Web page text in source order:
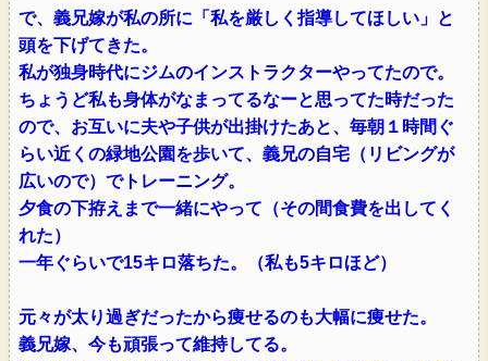
で、義兄嫁が私の所に「私を厳しく指導してほしい」と
頭を下げてきた。
私が独身時代にジムのインストラクターやってたので。
ちょうど私も身体がなまってるなーと思ってた時だった
ので、お互いに夫や子供が出掛けたあと、毎朝１時間ぐ
らい近くの緑地公園を歩いて、義兄の自宅（リビングが
広いので）でトレーニング。
夕食の下拵えまで一緒にやって（その間食費を出してく
れた）
一年ぐらいで15キロ落ちた。（私も5キロほど）
元々が太り過ぎだったから痩せるのも大幅に痩せた。
義兄嫁、今も頑張って維持してる。